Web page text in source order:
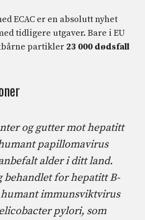
ECAC er en absolutt nyhet
tidligere utgaver. Bare i EU
partikler 23 000 dødsfall
og gutter mot hepatitt
papillomavirus
alder i ditt land.
behandlet for hepatitt B-
humant immunsviktvirus
pylori, som